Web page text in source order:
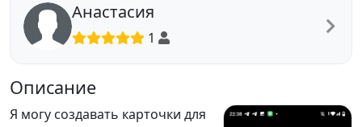
Анастасия
1
Описание
Я могу создавать карточки для